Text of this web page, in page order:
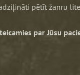
pētīt žanru
par Jūsu